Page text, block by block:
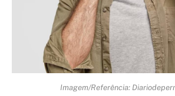
Imagem/Referência: